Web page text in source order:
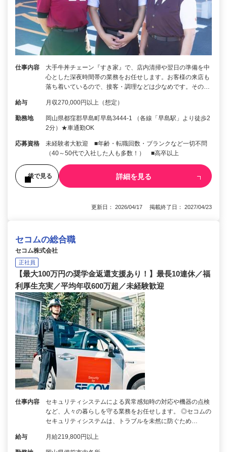
仕事内容
大手牛丼チェーン『すき家』で、店内清掃や翌日の準備を中
心とした深夜時間帯の業務をお任せします。お客様の来店も
落ち着いているので、接客・調理などは少なめです。その…
給与 月収270,000円以上（想定）
勤務地
岡山県都窪郡早島町早島3444-1 （各線「早島駅」より徒歩2
2分）★車通勤OK
応募資格
未経験者大歓迎 ■年齢・転職回数・ブランクなど一切不問
（40～50代で入社した人も多数！） ■高卒以上
後で見る 詳細を見る
更新日： 2026/04/17 掲載終了日： 2027/04/23
セコムの総合職
セコム株式会社
正社員
【最大100万円の奨学金返還支援あり！】最長10連休／福
利厚生充実／平均年収600万超／未経験歓迎
仕事内容
セキュリティシステムによる異常感知時の対応や機器の点検
など、人々の暮らしを守る業務をお任せします。 ◎セコムの
セキュリティシステムは、トラブルを未然に防ぐため…
給与 月給219,800円以上